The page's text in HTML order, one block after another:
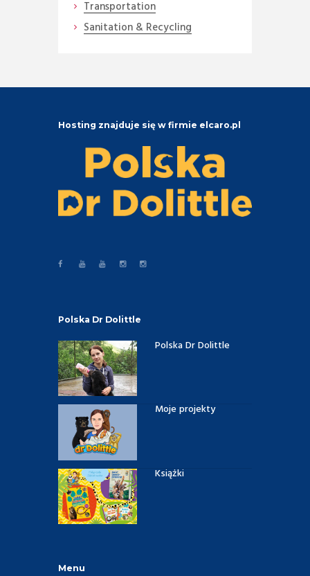
Transportation
Sanitation & Recycling
Hosting znajduje się w firmie elcaro.pl
Polska Dr Dolittle
Polska Dr Dolittle
Moje projekty
Książki
Menu